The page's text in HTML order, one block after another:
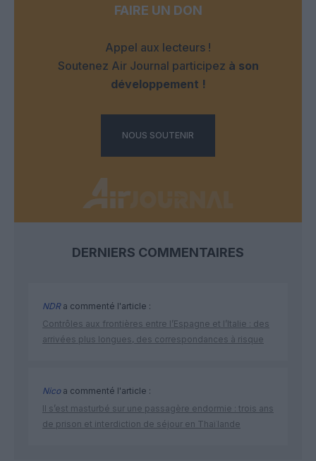
FAIRE UN DON
Appel aux lecteurs !
Soutenez Air Journal participez à son
développement !
NOUS SOUTENIR
DERNIERS COMMENTAIRES
NDRa commenté l'article :
Contrôles aux frontières entre l’Espagne et l’Italie : des
arrivées plus longues, des correspondances à risque
Nicoa commenté l'article :
Il s’est masturbé sur une passagère endormie : trois ans
de prison et interdiction de séjour en Thaïlande